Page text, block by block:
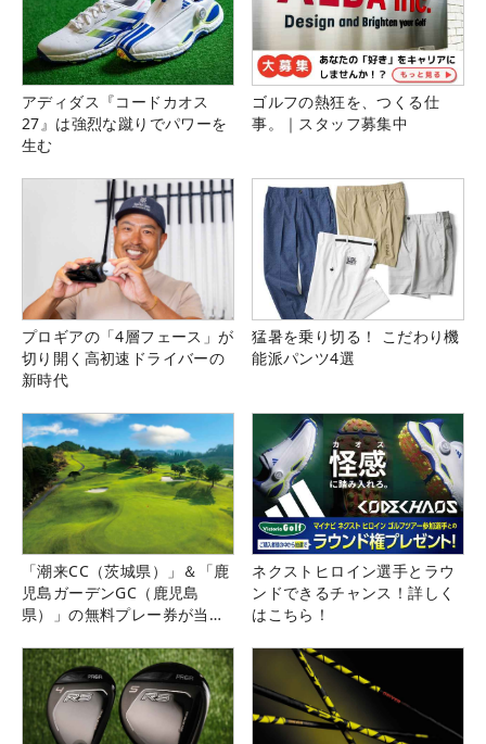
アディダス『コードカオス
27』は強烈な蹴りでパワーを
生む
ゴルフの熱狂を、つくる仕
事。｜スタッフ募集中
プロギアの「4層フェース」が
切り開く高初速ドライバーの
新時代
猛暑を乗り切る！ こだわり機
能派パンツ4選
「潮来CC（茨城県）」＆「鹿
児島ガーデンGC（鹿児島
県）」の無料プレー券が当た
ネクストヒロイン選手とラウ
ンドできるチャンス！詳しく
はこちら！